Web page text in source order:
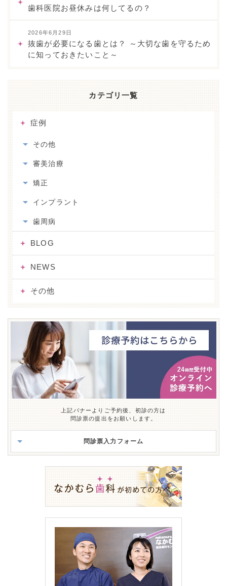
歯科医院お昼休みは何してるの？
2026年6月29日
抜歯が必要になる歯とは？ ～大切な歯を守るため
に知っておきたいこと～
カテゴリ一覧
症例
その他
審美治療
矯正
インプラント
歯周病
BLOG
NEWS
その他
上記バナーよりご予約後、初診の方は
問診票の提出をお願いします。
問診票入力フォーム